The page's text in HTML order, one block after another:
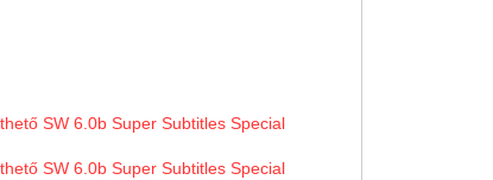
SW 6.0b Super Subtitles Special
SW 6.0b Super Subtitles Special